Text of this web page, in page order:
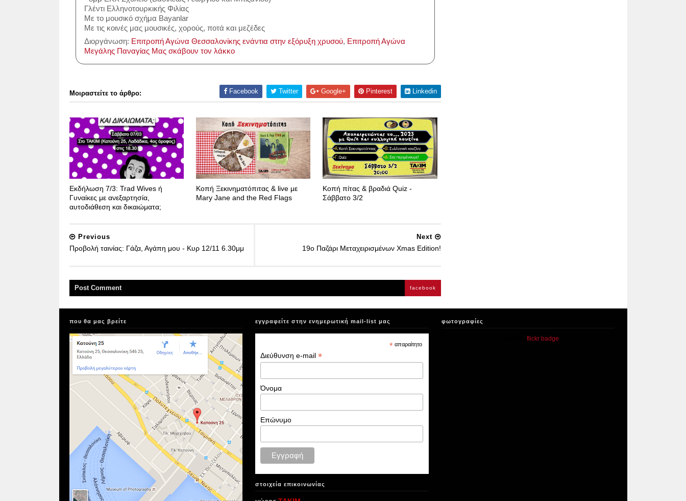
Γλέντι Ελληνοτουρκικής Φιλίας
Με το μουσικό σχήμα Bayanlar
Με τις κοινές μας μουσικές, χορούς, ποτά και μεζέδες
Διοργάνωση: Επιτροπή Αγώνα Θεσσαλονίκης ενάντια στην εξόρυξη χρυσού, Επιτροπή Αγώνα
Μεγάλης Παναγίας Μας σκάβουν τον λάκκο
ς
α
τ
ι
δ
ρ
ά
σ
ε
ι
Μοιραστείτε το άρθρο: Facebook Twitter Google+ Pinterest Linkedin
Εκδήλωση 7/3: Trad Wives ή
Γυναίκες με ανεξαρτησία,
αυτοδιάθεση και δικαιώματα;
Κοπή Ξεκινηματόπιτας & live με
Mary Jane and the Red Flags
Κοπή πίτας & βραδιά Quiz -
Σάββατο 3/2
Next
19ο Παζάρι Μεταχειρισμένων Xmas Edition!
Previous
Προβολή ταινίας: Γάζα, Αγάπη μου - Κυρ 12/11 6.30μμ
Post Comment facebook
που θα μας βρείτε εγγραφείτε στην ενημερωτική mail-list μας
*απαραίτητο
Διεύθυνση e-mail*
Όνομα
Επώνυμο
στοιχεία επικοινωνίας
φωτογραφίες
create withflickr badge